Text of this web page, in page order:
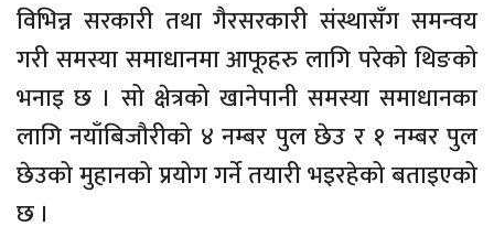
विभिन्न सरकारी तथा गैरसरकारी संस्थासँग समन्वय
गरी समस्या समाधानमा आफूहरु लागि परेको थिङको
भनाइ छ । सो क्षेत्रको खानेपानी समस्या समाधानका
लागि नयाँबिजौरीको ४ नम्बर पुल छेउ र १ नम्बर पुल
छेउको मुहानको प्रयोग गर्ने तयारी भइरहेको बताइएको
छ ।